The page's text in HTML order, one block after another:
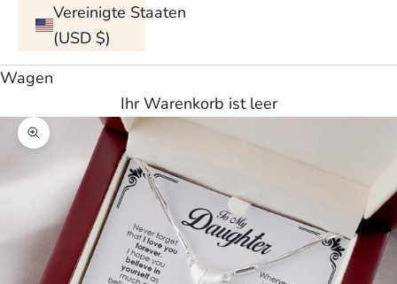
Vereinigte Staaten
(USD $)
Wagen
Ihr Warenkorb ist leer
Bild vergrößern